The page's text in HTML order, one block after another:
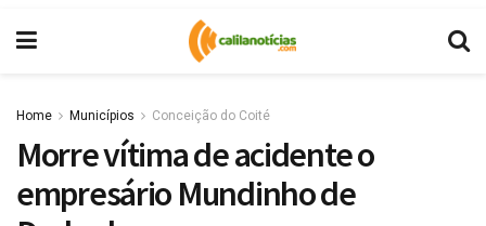
Home Municípios Conceição do Coité
Morre vítima de acidente o
empresário Mundinho de